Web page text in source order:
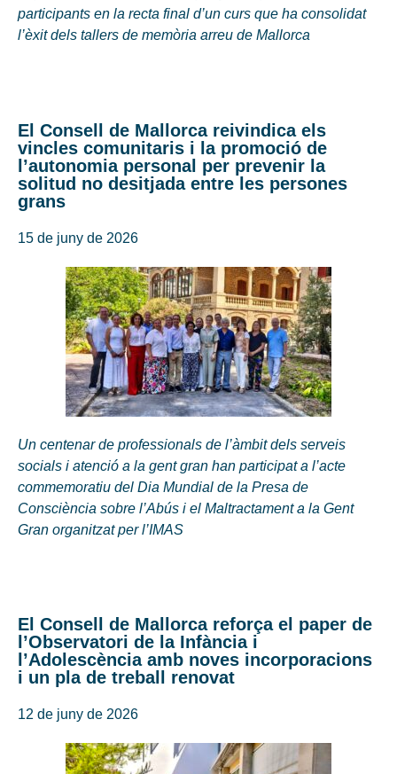
participants en la recta final d’un curs que ha consolidat
l’èxit dels tallers de memòria arreu de Mallorca
El Consell de Mallorca reivindica els
vincles comunitaris i la promoció de
l’autonomia personal per prevenir la
solitud no desitjada entre les persones
grans
15 de juny de 2026
Un centenar de professionals de l’àmbit dels serveis
socials i atenció a la gent gran han participat a l’acte
commemoratiu del Dia Mundial de la Presa de
Consciència sobre l’Abús i el Maltractament a la Gent
Gran organitzat per l’IMAS
El Consell de Mallorca reforça el paper de
l’Observatori de la Infància i
l’Adolescència amb noves incorporacions
i un pla de treball renovat
12 de juny de 2026